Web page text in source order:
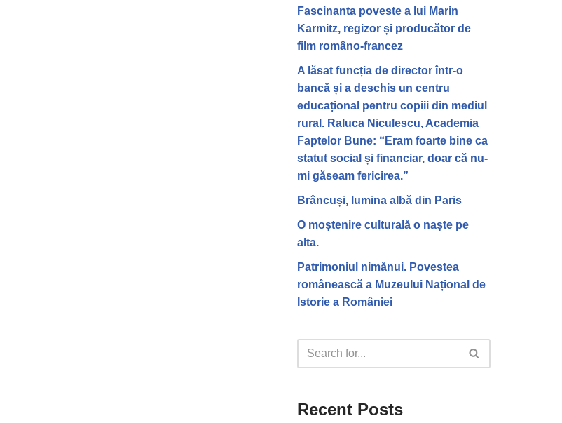
Fascinanta poveste a lui Marin
Karmitz, regizor și producător de
film româno-francez
A lăsat funcția de director într-o
bancă și a deschis un centru
educațional pentru copiii din mediul
rural. Raluca Niculescu, Academia
Faptelor Bune: “Eram foarte bine ca
statut social și financiar, doar că nu-
mi găseam fericirea.”
Brâncuși, lumina albă din Paris
O moștenire culturală o naște pe
alta.
Patrimoniul nimănui. Povestea
românească a Muzeului Național de
Istorie a României
Recent Posts